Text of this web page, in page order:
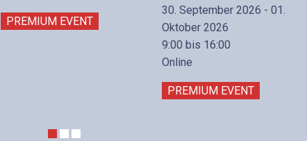
PREMIUM EVENT
30. September 2026 - 01.
Oktober 2026
9:00 bis 16:00
Online
PREMIUM EVENT